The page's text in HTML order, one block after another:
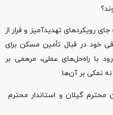
رویکردهای تهدیدآمیز و فرار از
خود در قبال تأمین مسکن برای
با راه‌حل‌های عملی، مرهمی بر
نمکی بر آن‌ها.
محترم گیلان و استاندار محترم